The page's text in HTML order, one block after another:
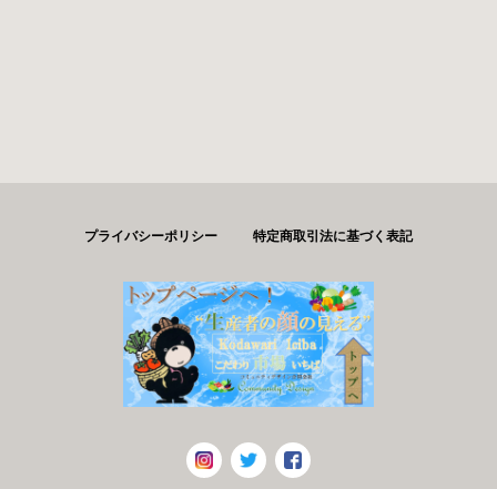
プライバシーポリシー 特定商取引法に基づく表記